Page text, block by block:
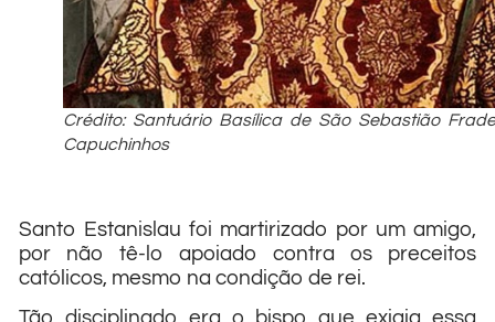
Crédito: Santuário Basílica de São Sebastião
Capuchinhos
Santo Estanislau foi martirizado por um amigo,
por não tê-lo apoiado contra os preceitos
católicos, mesmo na condição de rei.